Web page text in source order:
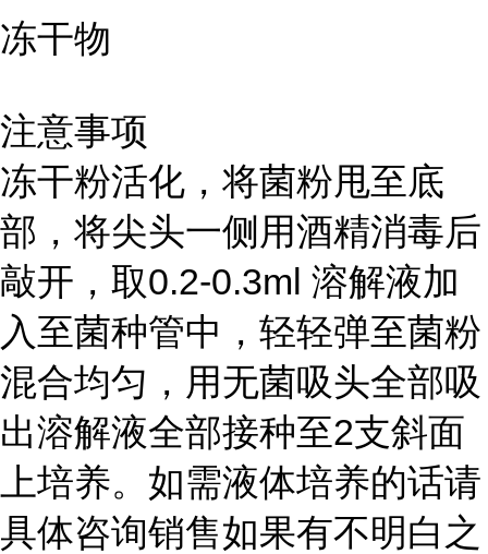
冻干物
注意事项
冻干粉活化，将菌粉甩至底
部，将尖头一侧用酒精消毒后
敲开，取0.2-0.3ml 溶解液加
入至菌种管中，轻轻弹至菌粉
混合均匀，用无菌吸头全部吸
出溶解液全部接种至2支斜面
上培养。如需液体培养的话请
具体咨询销售如果有不明白之